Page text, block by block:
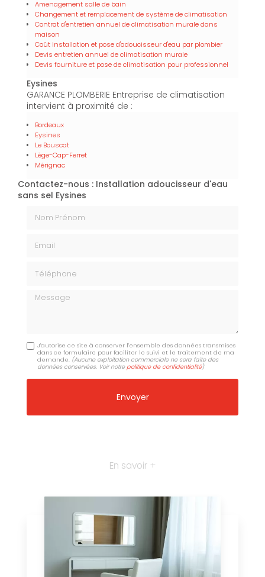
Amenagement salle de bain
Changement et remplacement de système de climatisation
Contrat d'entretien annuel de climatisation murale dans
maison
Coût installation et pose d'adoucisseur d'eau par plombier
Devis entretien annuel de climatisation murale
Devis fourniture et pose de climatisation pour professionnel
Eysines
GARANCE PLOMBERIE Entreprise de climatisation
intervient à proximité de :
Bordeaux
Eysines
Le Bouscat
Lège-Cap-Ferret
Mérignac
Contactez-nous : Installation adoucisseur d'eau
sans sel Eysines
Message
J'autorise ce site à conserver l'ensemble des données transmises
dans ce formulaire pour faciliter le suivi et le traitement de ma
demande. (Aucune exploitation commerciale ne sera faite des
données conservées. Voir notrepolitique de confidentialité)
En savoir +